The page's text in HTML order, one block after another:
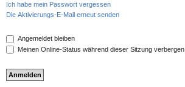
Ich habe mein Passwort vergessen
Die Aktivierungs-E-Mail erneut senden
Angemeldet bleiben
Meinen Online-Status während dieser Sitzung verbergen